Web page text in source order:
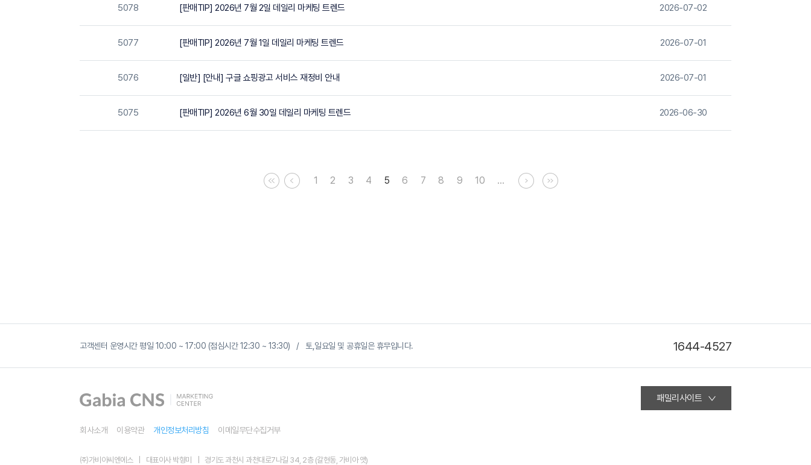
5078 [판매TIP] 2026년 7월 2일 데일리 마케팅 트렌드 2026-07-02
5077 [판매TIP] 2026년 7월 1일 데일리 마케팅 트렌드 2026-07-01
5076 [일반] [안내] 구글 쇼핑광고 서비스 재정비 안내 2026-07-01
5075 [판매TIP] 2026년 6월 30일 데일리 마케팅 트렌드 2026-06-30
1 2 3 4 5 6 7 8 9 10 …
네
시
고객센터 운영시간 평일 10:00 ~ 17:00 (점심시간 12:30 ~ 13:30) / 토,일요일 및 공휴일은 휴무입니다. 1644-4527
회사소개 이용약관 개인정보처리방침 이메일무단수집거부
㈜가비아씨엔에스 대표이사 박형미 경기도 과천시 과천대로7나길 34, 2층 (갈현동, 가비아 앳)
패밀리사이트